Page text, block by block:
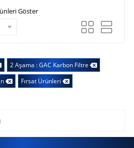
Göster
2 Aşama : GAC Karbon Filtre
Fırsat Ürünleri